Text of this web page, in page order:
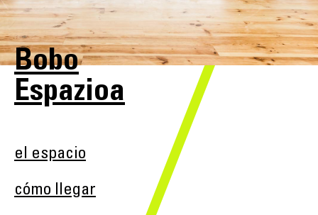
Bobo
Espazioa
el espacio
cómo llegar